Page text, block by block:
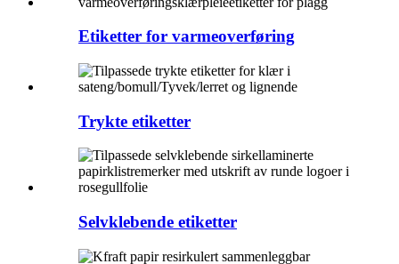
Etiketter for varmeoverføring
Trykte etiketter
Selvklebende etiketter